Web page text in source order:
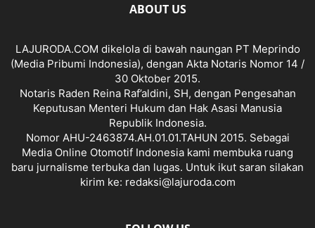
ABOUT US
LAJURODA.COM dikelola di bawah naungan PT Meprindo
(Media Pribumi Indonesia), dengan Akta Notaris Nomor 14 /
30 Oktober 2015.
Notaris Raden Reina Raf’aldini, SH, dengan Pengesahan
Keputusan Menteri Hukum dan Hak Asasi Manusia
Republik Indonesia.
Nomor AHU-2463874.AH.01.01.TAHUN 2015. Sebagai
Media Online Otomotif Indonesia kami membuka ruang
baru jurnalisme terbuka dan lugas. Untuk ikut saran silakan
kirim ke: redaksi@lajuroda.com